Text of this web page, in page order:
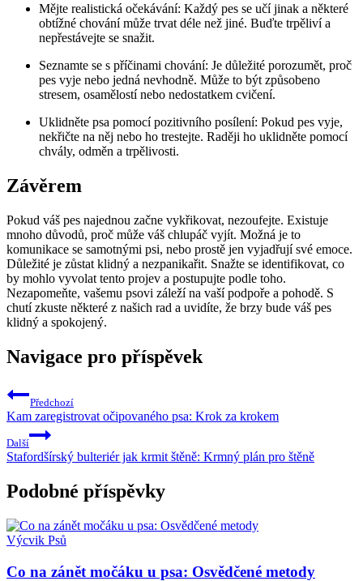
Mějte realistická očekávání: Každý pes se učí jinak a některé
obtížné chování může trvat déle než jiné. Buďte trpěliví a
nepřestávejte se snažit.
Seznamte se s příčinami chování: Je důležité porozumět, proč
pes vyje nebo jedná nevhodně. Může to být způsobeno
stresem, osamělostí nebo nedostatkem cvičení.
Uklidněte psa pomocí pozitivního posílení: Pokud pes vyje,
nekřičte na něj nebo ho trestejte. Raději ho uklidněte pomocí
chvály, odměn a trpělivosti.
Závěrem
Pokud váš pes najednou začne vykřikovat, nezoufejte. Existuje
mnoho důvodů, proč může váš chlupáč vyjít. Možná je to
komunikace se samotnými psi, nebo prostě jen vyjadřují své emoce.
Důležité je zůstat klidný a nezpanikařit. Snažte se identifikovat, co
by mohlo vyvolat tento projev a postupujte podle toho.
Nezapomeňte, vašemu psovi záleží na vaší podpoře a pohodě. S
chutí zkuste některé z našich rad a uvidíte, že brzy bude váš pes
klidný a spokojený.
Navigace pro příspěvek
Předchozí
Kam zaregistrovat očipovaného psa: Krok za krokem
Další
Stafordšírský bulteriér jak krmit štěně: Krmný plán pro štěně
Podobné příspěvky
Výcvik Psů
Co na zánět močáku u psa: Osvědčené metody